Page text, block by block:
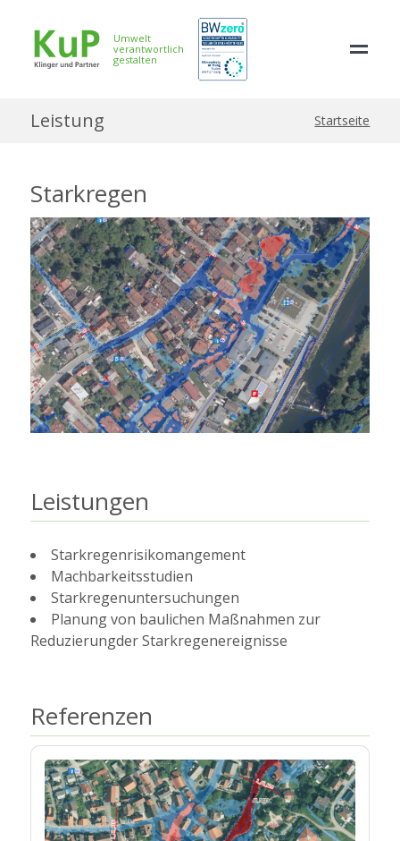
Umwelt
verantwortlich
gestalten
Leistung Startseite
Starkregen
Leistungen
Starkregenrisikomangement
Machbarkeitsstudien
Starkregenuntersuchungen
Planung von baulichen Maßnahmen zur
Reduzierungder Starkregenereignisse
Referenzen